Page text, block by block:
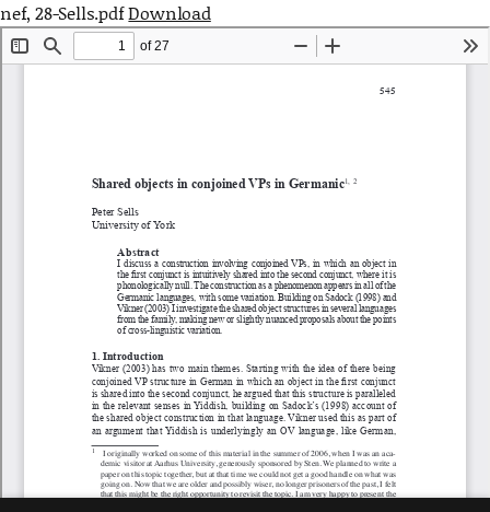
nef, 28-Sells.pdfDownload